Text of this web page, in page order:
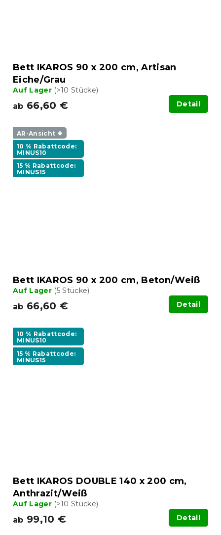
Bett IKAROS 90 x 200 cm, Artisan
Eiche/Grau
Auf Lager (>10 Stücke)
ab 66,60 € Detail
AR-Ansicht ❖
10 % Rabattcode:
MINUS10
15 % Rabattcode:
MINUS15
Bett IKAROS 90 x 200 cm, Beton/Weiß
Auf Lager (5 Stücke)
ab 66,60 € Detail
10 % Rabattcode:
MINUS10
15 % Rabattcode:
MINUS15
Bett IKAROS DOUBLE 140 x 200 cm,
Anthrazit/Weiß
Auf Lager (>10 Stücke)
ab 99,10 € Detail